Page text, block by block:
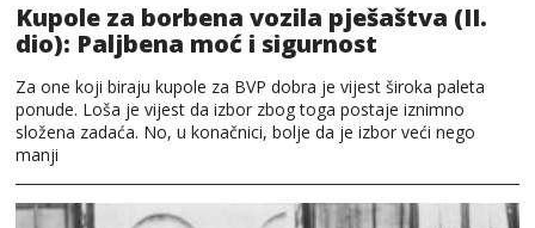
Kupole za borbena vozila pješaštva (II.
dio): Paljbena moć i sigurnost
Za one koji biraju kupole za BVP dobra je vijest široka paleta
ponude. Loša je vijest da izbor zbog toga postaje iznimno
složena zadaća. No, u konačnici, bolje da je izbor veći nego
manji